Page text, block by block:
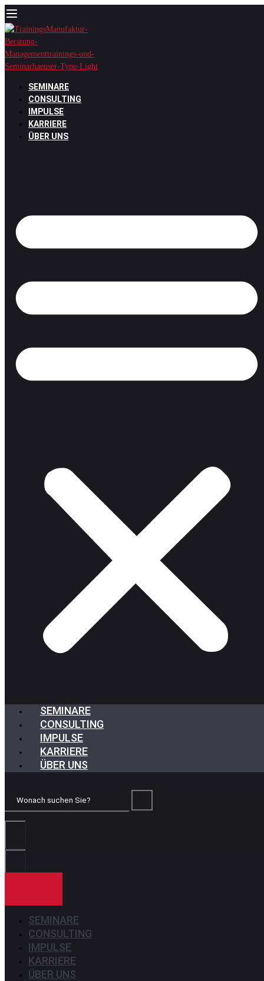
Zum
Inhalt
springen
SEMINARE
CONSULTING
IMPULSE
KARRIERE
ÜBER UNS
SEMINARE
CONSULTING
IMPULSE
KARRIERE
ÜBER UNS
Wonach
Sie?
SEMINARE
CONSULTING
IMPULSE
KARRIERE
ÜBER UNS